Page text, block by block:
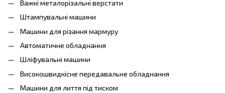
Важкі металорізальні верстати
Штампувальні машини
Машини для різання мармуру
Автоматичне обладнання
Шліфувальні машини
Високошвидкісне передавальне обладнання
Машини для лиття під тиском